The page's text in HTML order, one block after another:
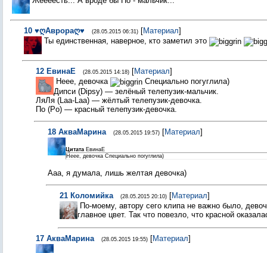
10 ♥ღАврораღ♥ (28.05.2015 06:31) [Материал]
Ты единственная, наверное, кто заметил это
12 ЕвинаЕ (28.05.2015 14:18) [Материал]
Неее, девочка
Специально погуглила)
Дипси (Dipsy) — зелёный телепузик-мальчик.
ЛяЛя (Laa-Laa) — жёлтый телепузик-девочка.
По (Po) — красный телепузик-девочка.
18 АкваМарина (28.05.2015 19:57) [Материал]
Цитата ЕвинаЕ
Неее, девочка Специально погуглила)
Ааа, я думала, лишь желтая девочка)
21 Коломийка (28.05.2015 20:10) [Материал]
По-моему, автору сего клипа не важно было,
главное цвет. Так что повезло, что красной
17 АкваМарина (28.05.2015 19:55) [Материал]